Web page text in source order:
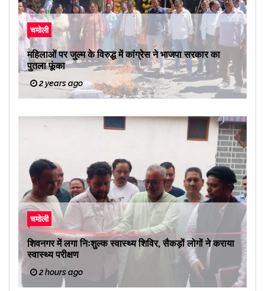
चमोली
महिलाओं पर जुल्म के विरुद्ध में कांग्रेस ने भाजपा सरकार का
पुतला फूंका
2 years ago
चमोली
शिवनगर में लगा निःशुल्क स्वास्थ्य शिविर, सैकड़ों लोगों ने कराया
स्वास्थ्य परीक्षण
2 hours ago